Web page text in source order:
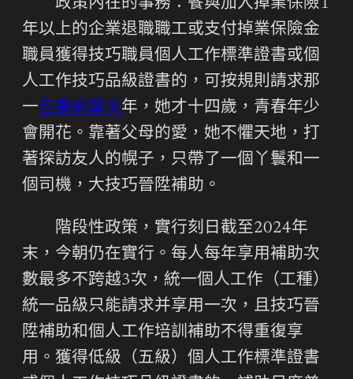
政策內在的事務：餐與加入掉業保險1
年以上的企業退職職工或支付掉業保險金
職員獲得技巧職員個人工作標準證書或個
人工作技巧品級證書的，可按規則請求那
一包養網單次年，她才十四歲，青春年少
會開花。靠著父母的愛，她不懼天地，打
著探訪友人的幌子，只帶了一個丫鬟和一
個司機，大技巧晉陞補助。
階段性政策，實行刻日截至2024年
末，今朝仍在實行。每人每年享用補助次
數最多不跨越3次，統一個人工作（工種）
統一品級只能請求并享用一次，且技巧晉
陞補助和個人工作培訓補助不得重復享
用。獲得低級（五級）個人工作標準證書